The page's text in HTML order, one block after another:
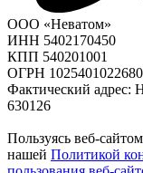
ООО «Неватом»
ИНН 5402170450
КПП 540201001
ОГРН 1025401022680
Фактический адрес:
630126
Пользуясь веб-
нашей Политикой